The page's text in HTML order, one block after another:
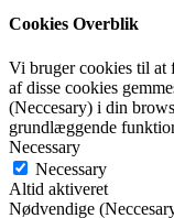
Cookies Overblik
Vi bruger cookies til at
af disse cookies
(Neccesary) i din
grundlæggende
Necessary
Necessary
Altid aktiveret
Nødvendige